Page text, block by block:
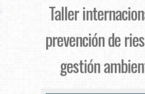
Taller
prevención de
gestión